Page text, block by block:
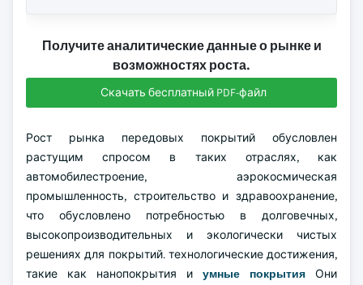
Получите аналитические данные о рынке и
возможностях роста.
Скачать бесплатный PDF-файл
Рост рынка передовых покрытий обусловлен
растущим спросом в таких отраслях, как
автомобилестроение, аэрокосмическая
промышленность, строительство и здравоохранение,
что обусловлено потребностью в долговечных,
высокопроизводительных и экологически чистых
решениях для покрытий. технологические достижения,
такие как нанопокрытия и умные покрытия Они